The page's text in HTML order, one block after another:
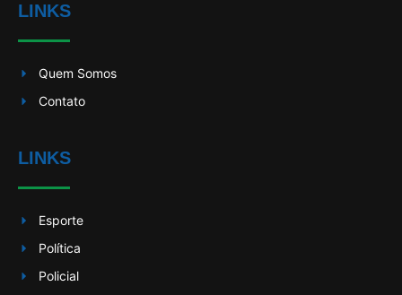
LINKS
Quem Somos
Contato
LINKS
Esporte
Política
Policial